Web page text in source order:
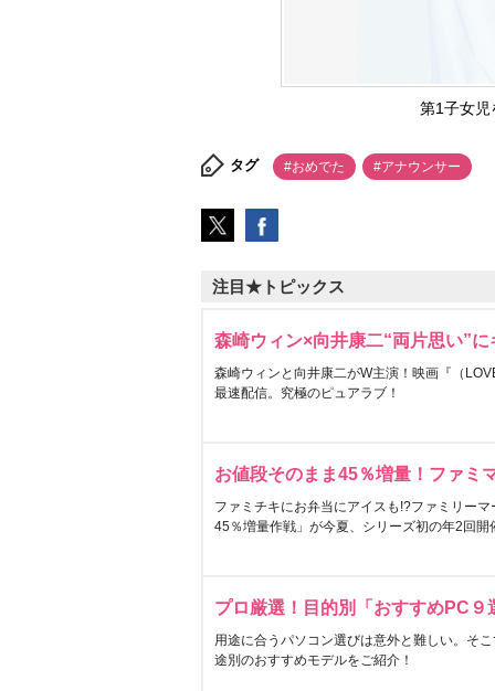
第1子女児
タグ #おめでた #アナウンサー
注目★トピックス
森崎ウィン×向井康二“両片思い”
森崎ウィンと向井康二がW主演！映画『（
最速配信。究極のピュアラブ！
お値段そのまま45％増量！ファミ
ファミチキにお弁当にアイスも!?ファミリー
45％増量作戦」が今夏、シリーズ初の年2回開
プロ厳選！目的別「おすすめPC９
用途に合うパソコン選びは意外と難しい。そ
途別のおすすめモデルをご紹介！